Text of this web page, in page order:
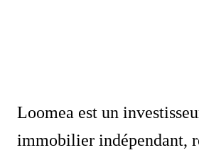
Loomea est un
immobilier indépendant,